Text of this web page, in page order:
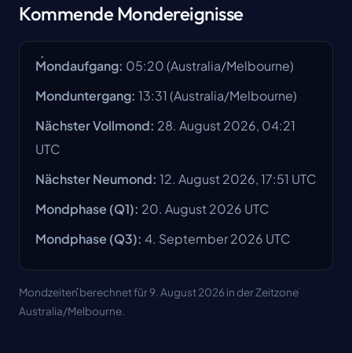
Kommende Mondereignisse
Mondaufgang: 05:20(Australia/Melbourne)
Monduntergang: 13:31(Australia/Melbourne)
Nächster Vollmond: 28. August 2026, 04:21
UTC
Nächster Neumond: 12. August 2026, 17:51 UTC
Mondphase (Q1): 20. August 2026 UTC
Mondphase (Q3): 4. September 2026 UTC
Mondzeiten berechnet für 9. August 2026 in der Zeitzone
Australia/Melbourne.